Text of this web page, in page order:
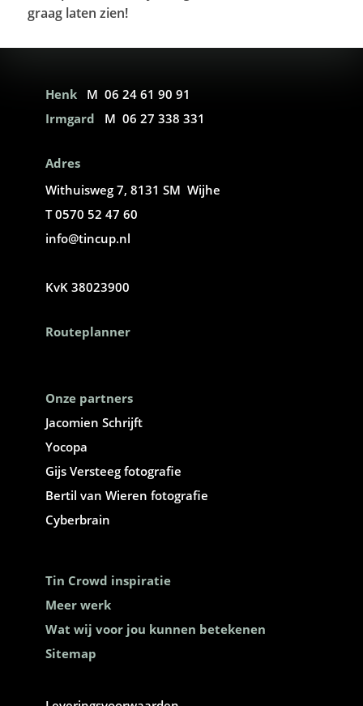
graag laten zien!
Henk M 06 24 61 90 91
Irmgard M 06 27 338 331
Adres
Withuisweg 7, 8131 SM Wijhe
T 0570 52 47 60
info@tincup.nl
KvK 38023900
Routeplanner
Onze partners
Jacomien Schrijft
Yocopa
Gijs Versteeg fotografie
Bertil van Wieren fotografie
Cyberbrain
Tin Crowd inspiratie
Meer werk
Wat wij voor jou kunnen betekenen
Sitemap